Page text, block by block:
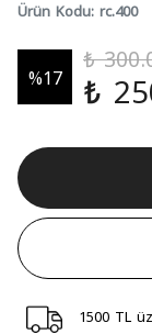
Ürün Kodu: rc.400
%17
₺
₺
1500 TL